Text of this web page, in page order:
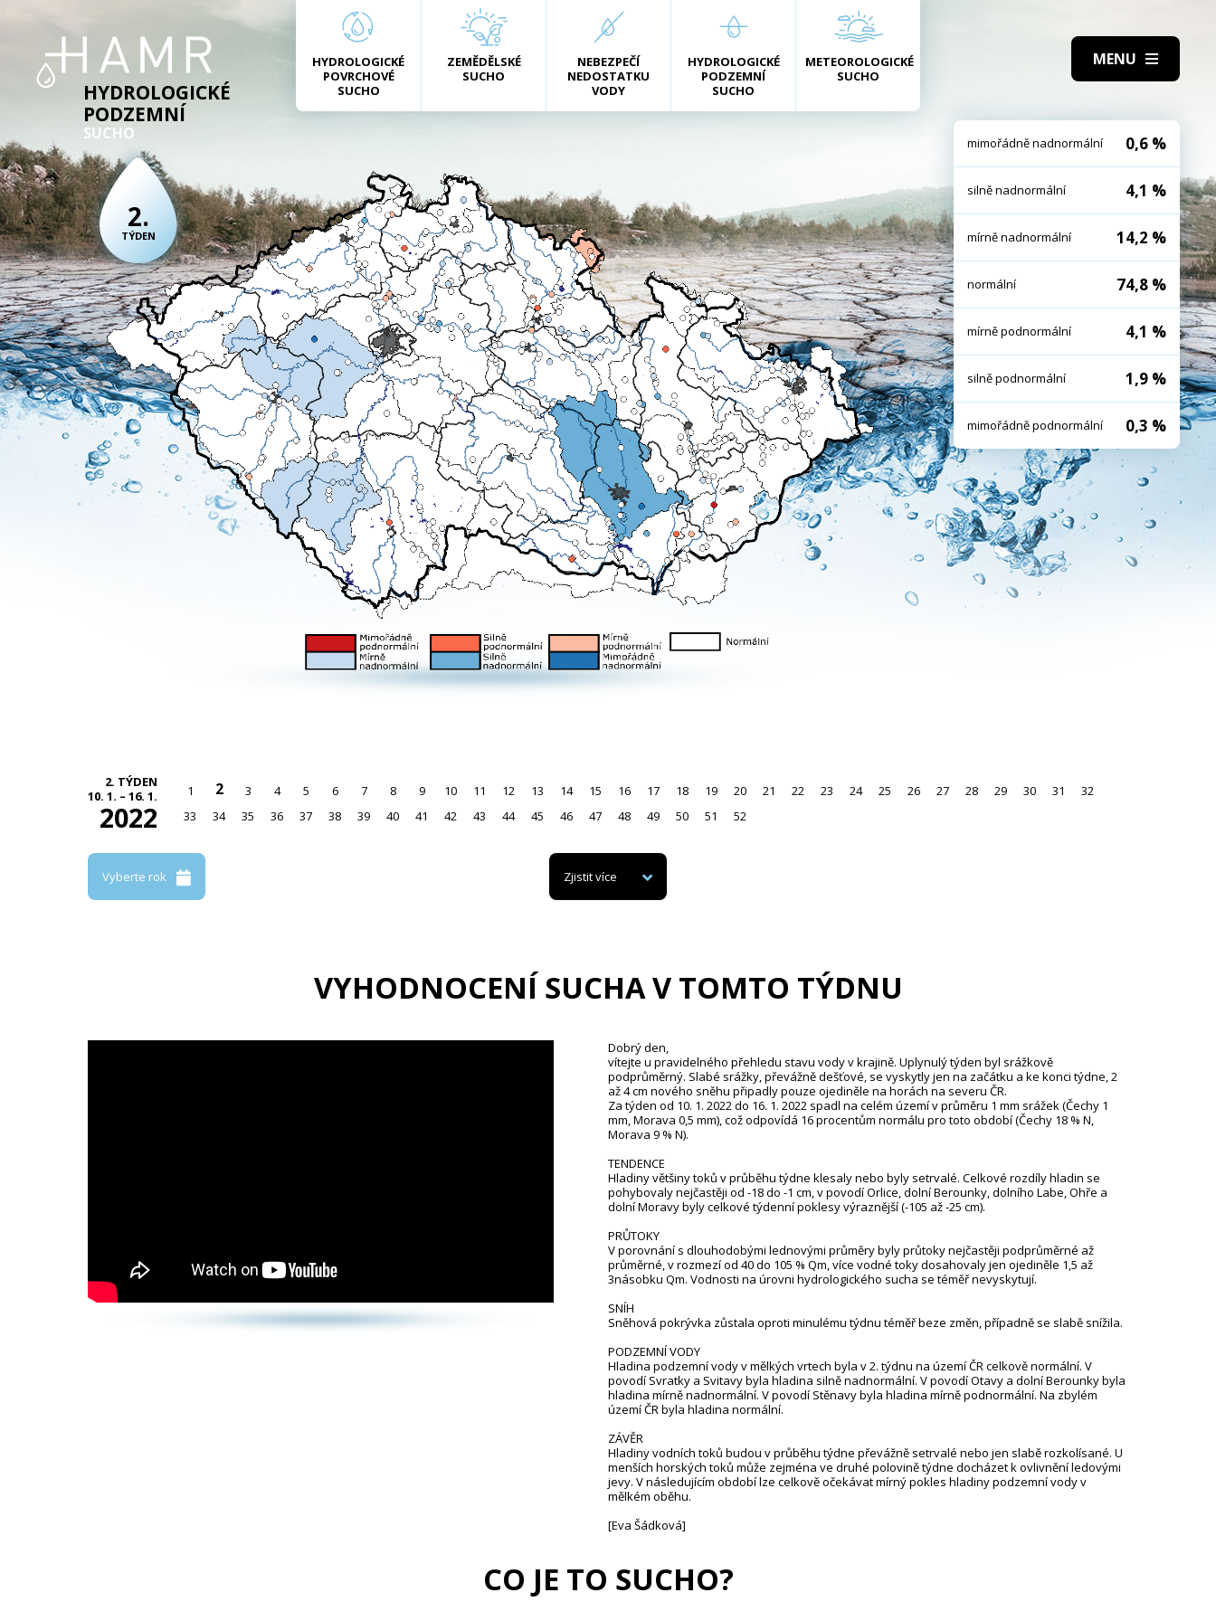
HYDROLOGICKÉ
POVRCHOVÉ
SUCHO
ZEMĚDĚLSKÉ
SUCHO
NEBEZPEČÍ
NEDOSTATKU
VODY
HYDROLOGICKÉ
PODZEMNÍ
SUCHO
METEOROLOGICKÉ
SUCHO
HYDROLOGICKÉ
PODZEMNÍ
SUCHO
2.
TÝDEN
2. TÝDEN
10. 1. – 16. 1.
2022
1 2 3 4 5 6 7 8 9 10 11 12 13 14 15 16 17 18 19 20 21 22 23 24 25 26 27 28 29 30 31
32
33
34 35 36 37 38 39 40 41 42 43 44 45 46 47 48 49 50 51 52
mimořádně nadnormální 0,6 %
silně nadnormální 4,1 %
mírně nadnormální 14,2 %
normální 74,8 %
mírně podnormální 4,1 %
silně podnormální 1,9 %
mimořádně podnormální 0,3 %
Vyberte rok Zjistit více
VYHODNOCENÍ SUCHA V TOMTO TÝDNU
Dobrý den,
vítejte u pravidelného přehledu stavu vody v krajině. Uplynulý týden byl srážkově
podprůměrný. Slabé srážky, převážně dešťové, se vyskytly jen na začátku a ke konci týdne, 2
až 4 cm nového sněhu připadly pouze ojediněle na horách na severu ČR.
Za týden od 10. 1. 2022 do 16. 1. 2022 spadl na celém území v průměru 1 mm srážek (Čechy 1
mm, Morava 0,5 mm), což odpovídá 16 procentům normálu pro toto období (Čechy 18 % N,
Morava 9 % N).
TENDENCE
Hladiny většiny toků v průběhu týdne klesaly nebo byly setrvalé. Celkové rozdíly hladin se
pohybovaly nejčastěji od -18 do -1 cm, v povodí Orlice, dolní Berounky, dolního Labe, Ohře a
dolní Moravy byly celkové týdenní poklesy výraznější (-105 až -25 cm).
PRŮTOKY
V porovnání s dlouhodobými lednovými průměry byly průtoky nejčastěji podprůměrné až
průměrné, v rozmezí od 40 do 105 % Qm, více vodné toky dosahovaly jen ojediněle 1,5 až
3násobku Qm. Vodnosti na úrovni hydrologického sucha se téměř nevyskytují.
SNÍH
Sněhová pokrývka zůstala oproti minulému týdnu téměř beze změn, případně se slabě snížila.
PODZEMNÍ VODY
Hladina podzemní vody v mělkých vrtech byla v 2. týdnu na území ČR celkově normální. V
povodí Svratky a Svitavy byla hladina silně nadnormální. V povodí Otavy a dolní Berounky byla
hladina mírně nadnormální. V povodí Stěnavy byla hladina mírně podnormální. Na zbylém
území ČR byla hladina normální.
ZÁVĚR
Hladiny vodních toků budou v průběhu týdne převážně setrvalé nebo jen slabě rozkolísané. U
menších horských toků může zejména ve druhé polovině týdne docházet k ovlivnění ledovými
jevy. V následujícím období lze celkově očekávat mírný pokles hladiny podzemní vody v
mělkém oběhu.
[Eva Šádková]
CO JE TO SUCHO?